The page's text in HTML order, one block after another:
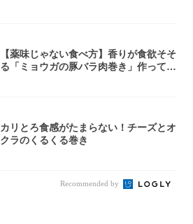
【薬味じゃない食べ方】香りが食欲そそ
る「ミョウガの豚バラ肉巻き」作ってみ
カリとろ食感がたまらない！チーズとオ
クラのくるくる巻き
Recommended by